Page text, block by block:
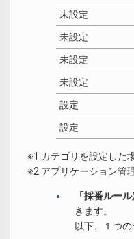
未設定
未設定
未設定
未設定
設定
設定
※1 カテゴリを設定した
※2 アプリケーション管
「採番ルー
きます。
以下、１つ